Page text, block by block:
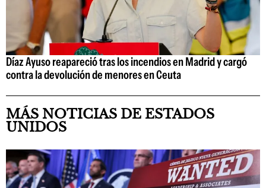
Díaz Ayuso reapareció tras los incendios en Madrid y cargó
contra la devolución de menores en Ceuta
MÁS NOTICIAS DE ESTADOS
UNIDOS